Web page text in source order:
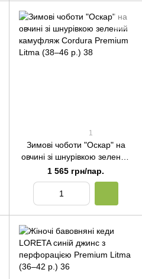
1
Зимові чоботи "Оскар" на
овчині зі шнурівкою зелений
камуфляж Cordura Premium
Litma (38–46 р.) 38
1 565 грн/пар.